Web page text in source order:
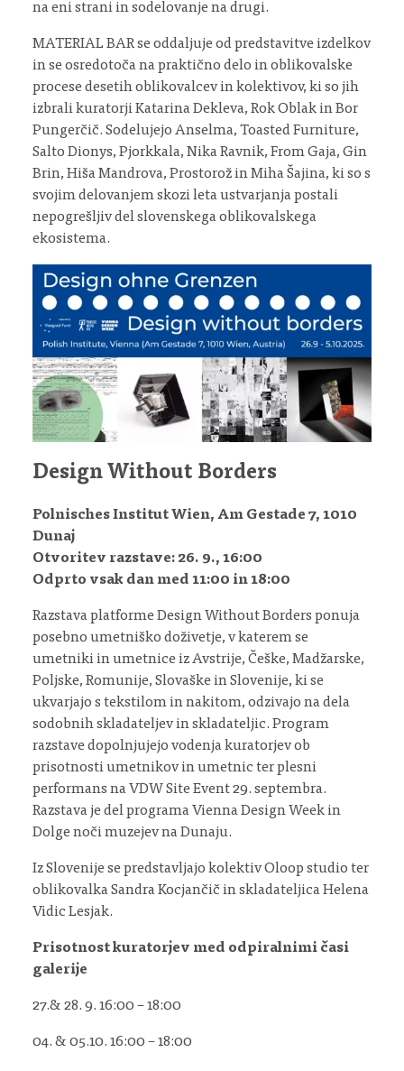
na eni strani in sodelovanje na drugi.
MATERIAL BAR se oddaljuje od predstavitve izdelkov
in se osredotoča na praktično delo in oblikovalske
procese desetih oblikovalcev in kolektivov, ki so jih
izbrali kuratorji Katarina Dekleva, Rok Oblak in Bor
Pungerčič. Sodelujejo Anselma, Toasted Furniture,
Salto Dionys, Pjorkkala, Nika Ravnik, From Gaja, Gin
Brin, Hiša Mandrova, Prostorož in Miha Šajina, ki so s
svojim delovanjem skozi leta ustvarjanja postali
nepogrešljiv del slovenskega oblikovalskega
ekosistema.
Design Without Borders
Polnisches Institut Wien, Am Gestade 7, 1010
Dunaj
Otvoritev razstave: 26. 9., 16:00
Odprto vsak dan med 11:00 in 18:00
Razstava platforme Design Without Borders ponuja
posebno umetniško doživetje, v katerem se
umetniki in umetnice iz Avstrije, Češke, Madžarske,
Poljske, Romunije, Slovaške in Slovenije, ki se
ukvarjajo s tekstilom in nakitom, odzivajo na dela
sodobnih skladateljev in skladateljic. Program
razstave dopolnjujejo vodenja kuratorjev ob
prisotnosti umetnikov in umetnic ter plesni
performans na VDW Site Event 29. septembra.
Razstava je del programa Vienna Design Week in
Dolge noči muzejev na Dunaju.
Iz Slovenije se predstavljajo kolektiv Oloop studio ter
oblikovalka Sandra Kocjančič in skladateljica Helena
Vidic Lesjak.
Prisotnost kuratorjev med odpiralnimi časi
galerije
27.& 28. 9. 16:00 – 18:00
04. & 05.10. 16:00 – 18:00